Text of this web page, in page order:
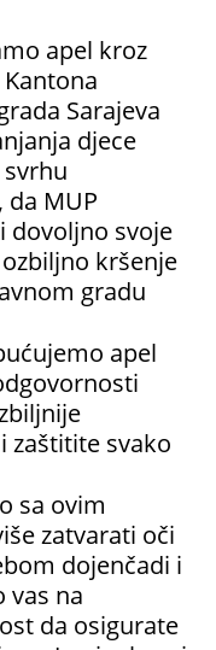
apel kroz
Sarajeva
djece
MUP
dovoljno svoje
kršenje
gradu
apel
zaštitite svako
sa ovim
zatvarati oči
dojenčadi i
vas na
da osigurate